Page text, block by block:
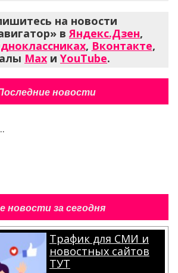
на новости
вЯндекс.Дзен,
, Вконтакте,
Max и YouTube.
новости
новости за сегодня
Трафик для СМИ и
новостных сайтов
ТУТ